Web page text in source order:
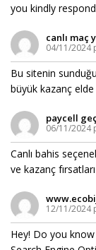
you kindly
canlı maç
04/11/2024
Bu sitenin
büyük kazanç
paycell
06/11/2024
Canlı bahis
ve kazanç
12/11/2024
Hey! Do you